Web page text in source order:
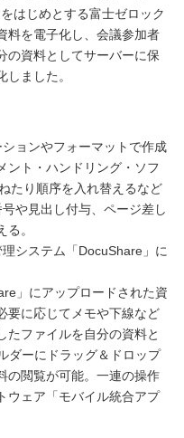
はじめとする富士ゼロック
料を電子化し、会議参加者
の資料としてサーバーに保
ました。
ョンやフォーマットで作成
ント・ハンドリング・ソフ
たり順序を入れ替えるなど
や見出し付与、ページ差し
。
システム「DocuShare」に
」にアップロードされた資
要に応じてメモや下線など
たファイルを自分の資料と
ダーにドラッグ＆ドロップ
の閲覧が可能。一連の操作
ウェア「モバイル統合アプ